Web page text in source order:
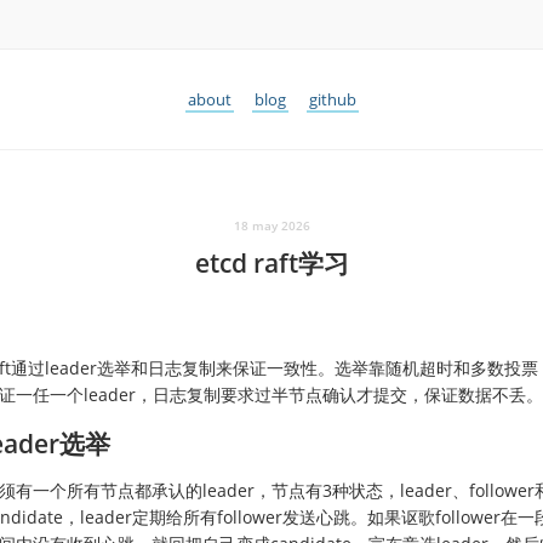
about blog github
18 may 2026
etcd raft学习
通过leader选举和日志复制来保证一致性。选举靠随机超时和多数投票
一任一个leader，日志复制要求过半节点确认才提交，保证数据不丢。
选举
有一个所有节点都承认的leader，节点有3种状态，leader、follower
，leader定期给所有follower发送心跳。如果讴歌follower在一